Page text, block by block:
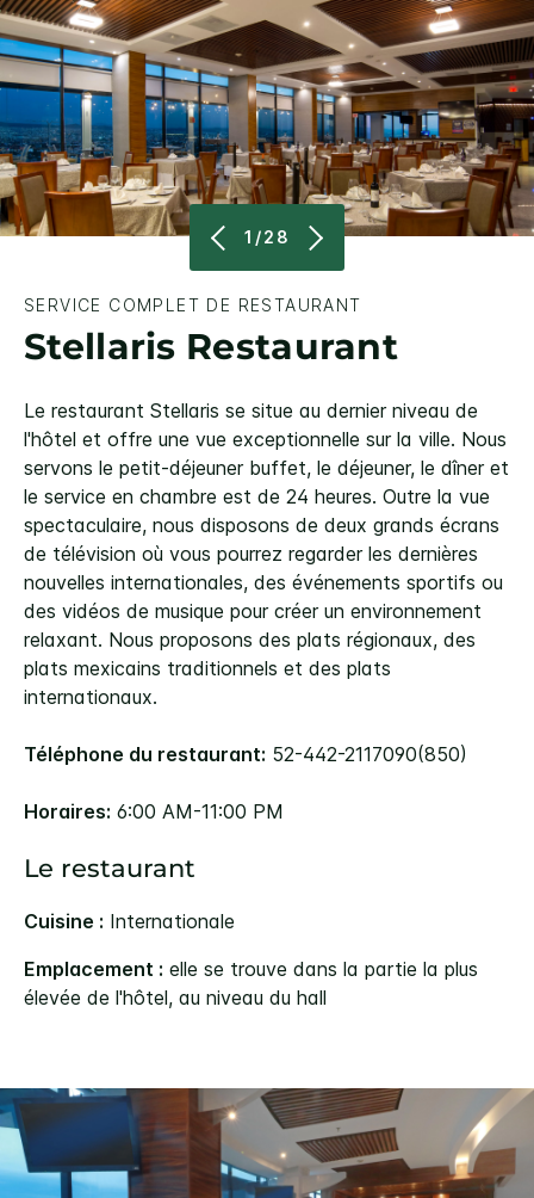
1/28
SERVICE COMPLET DE RESTAURANT
Stellaris Restaurant
Le restaurant Stellaris se situe au dernier niveau de
l'hôtel et offre une vue exceptionnelle sur la ville. Nous
servons le petit-déjeuner buffet, le déjeuner, le dîner et
le service en chambre est de 24 heures. Outre la vue
spectaculaire, nous disposons de deux grands écrans
de télévision où vous pourrez regarder les dernières
nouvelles internationales, des événements sportifs ou
des vidéos de musique pour créer un environnement
relaxant. Nous proposons des plats régionaux, des
plats mexicains traditionnels et des plats
internationaux.
Téléphone du restaurant: 52-442-2117090(850)
Horaires: 6:00 AM-11:00 PM
Le restaurant
Cuisine : Internationale
Emplacement : elle se trouve dans la partie la plus
élevée de l'hôtel, au niveau du hall